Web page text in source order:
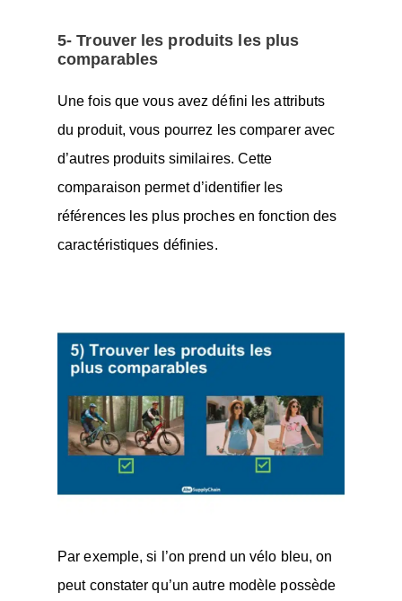
5- Trouver les produits les plus
comparables
Une fois que vous avez défini les attributs
du produit, vous pourrez les comparer avec
d’autres produits similaires. Cette
comparaison permet d’identifier les
références les plus proches en fonction des
caractéristiques définies.
Par exemple, si l’on prend un vélo bleu, on
peut constater qu’un autre modèle possède